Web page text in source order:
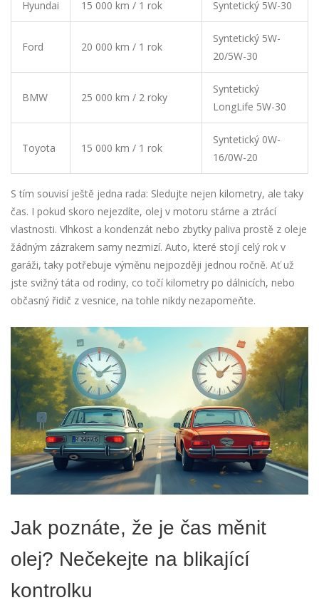
Hyundai 15 000 km / 1 rok Syntetický 5W-30
Ford 20 000 km / 1 rok
Syntetický 5W-
20/5W-30
BMW 25 000 km / 2 roky
Syntetický
LongLife 5W-30
Toyota 15 000 km / 1 rok
Syntetický 0W-
16/0W-20
S tím souvisí ještě jedna rada: Sledujte nejen kilometry, ale taky
čas. I pokud skoro nejezdíte, olej v motoru stárne a ztrácí
vlastnosti. Vlhkost a kondenzát nebo zbytky paliva prostě z oleje
žádným zázrakem samy nezmizí. Auto, které stojí celý rok v
garáži, taky potřebuje výměnu nejpozději jednou ročně. Ať už
jste svižný táta od rodiny, co točí kilometry po dálnicích, nebo
občasný řidič z vesnice, na tohle nikdy nezapomeňte.
Jak poznáte, že je čas měnit
olej? Nečekejte na blikající
kontrolku